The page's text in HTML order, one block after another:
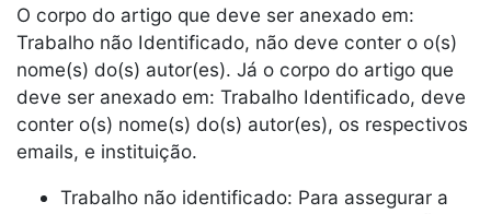
O corpo do artigo que deve ser anexado em:
Trabalho não Identificado, não deve conter o o(s)
nome(s) do(s) autor(es). Já o corpo do artigo que
deve ser anexado em: Trabalho Identificado, deve
conter o(s) nome(s) do(s) autor(es), os respectivos
emails, e instituição.
Trabalho não identificado: Para assegurar a